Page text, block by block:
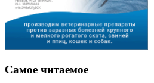
Самое читаемое